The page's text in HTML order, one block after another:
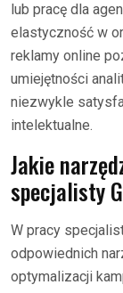
lub pracę dla
elastyczność w
reklamy online
umiejętności
niezwykle
intelektualne.
Jakie
specjalisty
W pracy
odpowiednich
optymalizacji